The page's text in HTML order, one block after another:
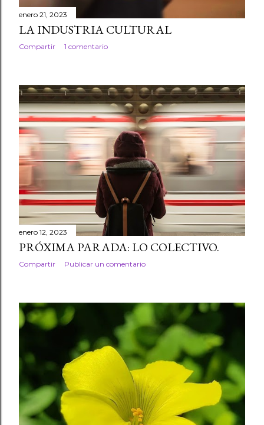
enero 21, 2023
LA INDUSTRIA CULTURAL
Compartir 1 comentario
enero 12, 2023
PRÓXIMA PARADA: LO COLECTIVO.
Compartir Publicar un comentario